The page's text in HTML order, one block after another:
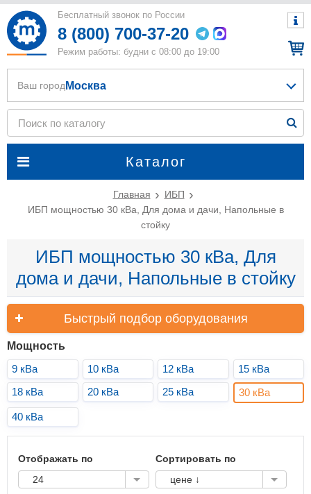
Бесплатный звонок по России
8 (800) 700-37-20
Режим работы: будни с 08:00 до 19:00
Каталог
Ваш город Москва
Главная
ИБП
ИБП мощностью 30 кВа, Для дома и дачи, Напольные в
стойку
ИБП мощностью 30 кВа, Для
дома и дачи, Напольные в стойку
Быстрый подбор оборудования
Мощность
9 кВа
10 кВа 12 кВа
15 кВа
18 кВа
20 кВа 25 кВа 30 кВа
40 кВа
Отображать по
24
Сортировать по
цене ↓